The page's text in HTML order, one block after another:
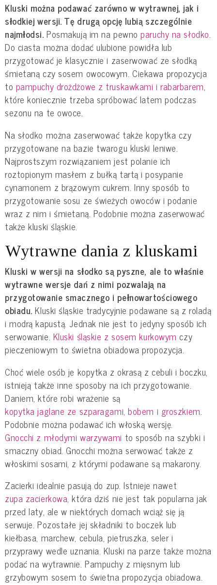
Kluski można podawać zarówno w wytrawnej, jak i
słodkiej wersji. Tę drugą opcję lubią szczególnie
najmłodsi. Posmakują im na pewnoparuchy na słodko.
Do ciasta można dodać ulubione powidła lub
przygotować je klasycznie i zaserwować ze słodką
śmietaną czy sosem owocowym. Ciekawa propozycja
to pampuchy drożdżowe z truskawkami i rabarbarem,
które koniecznie trzeba spróbować latem podczas
sezonu na te owoce.
Na słodko można zaserwować także kopytka czy
przygotowane na bazie twarogu kluski leniwe.
Najprostszym rozwiązaniem jest polanie ich
roztopionym masłem z bułką tartą i posypanie
cynamonem z brązowym cukrem. Inny sposób to
przygotowanie sosu ze świeżych owoców i podanie
wraz z nim i śmietaną. Podobnie można zaserwować
także kluski śląskie.
Wytrawne dania z kluskami
Kluski w wersji na słodko są pyszne, ale to właśnie
wytrawne wersje dań z nimi pozwalają na
przygotowanie smacznego i pełnowartościowego
obiadu. Kluski śląskie tradycyjnie podawane są z roladą
i modrą kapustą. Jednak nie jest to jedyny sposób ich
serwowanie. Kluski śląskie z sosem kurkowym czy
pieczeniowym to świetna obiadowa propozycja.
Choć wiele osób je kopytka z okrasą z cebuli i boczku,
istnieją także inne sposoby na ich przygotowanie.
Daniem, które robi wrażenie są
kopytka jaglane ze szparagami, bobem i groszkiem.
Podobnie można podawać ich włoską wersję.
Gnocchi z młodymi warzywami to sposób na szybki i
smaczny obiad. Gnocchi można serwować także z
włoskimi sosami, z którymi podawane są makarony.
Zacierki idealnie pasują do zup. Istnieje nawet
zupa zacierkowa, która dziś nie jest tak popularna jak
przed laty, ale w niektórych domach wciąż się ją
serwuje. Pozostałe jej składniki to boczek lub
kiełbasa, marchew, cebula, pietruszka, seler i
przyprawy wedle uznania. Kluski na parze także można
podać na wytrawnie. Pampuchy z mięsnym lub
grzybowym sosem to świetna propozycja obiadowa.